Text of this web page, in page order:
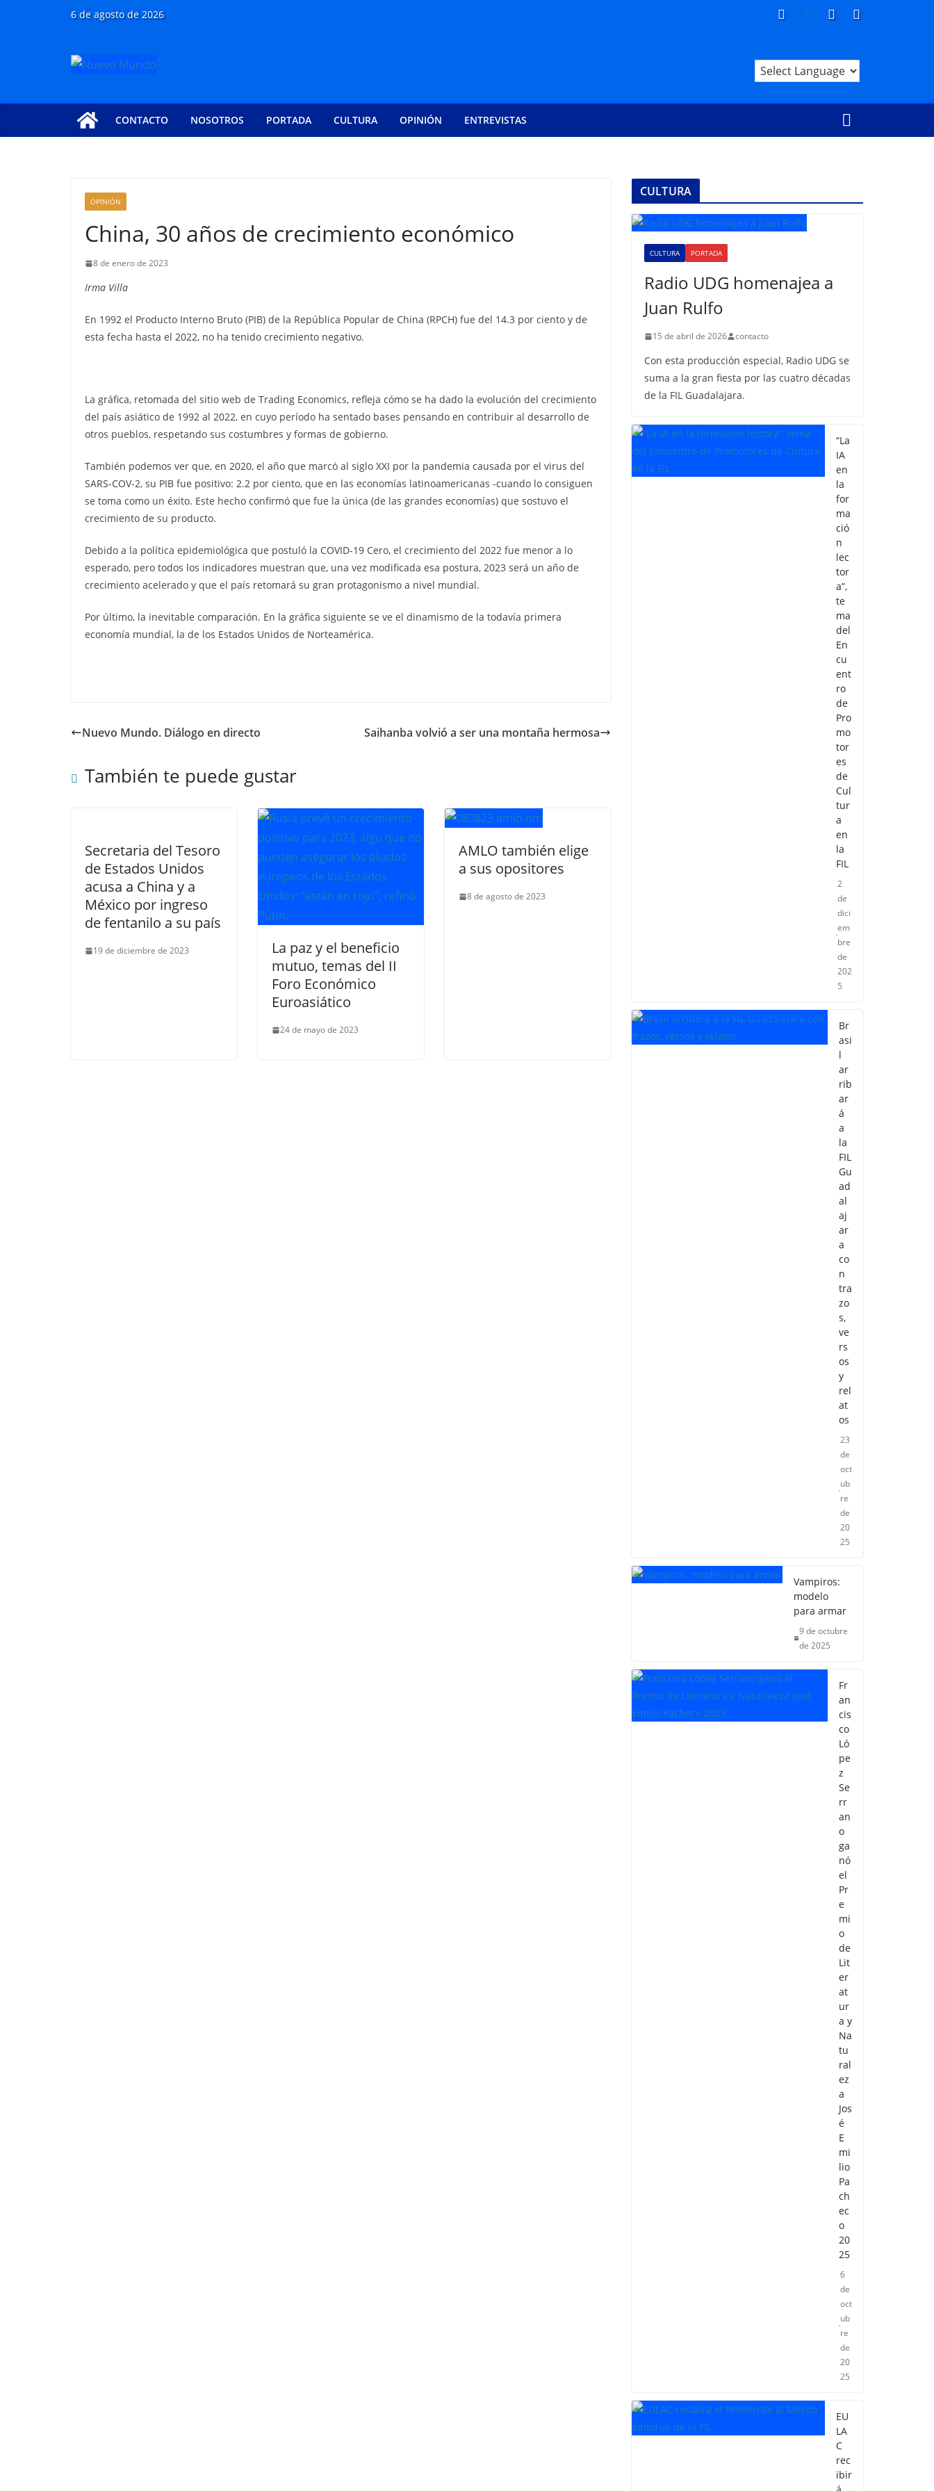
6 de agosto de 2026
CONTACTO NOSOTROS PORTADA CULTURA OPINIÓN ENTREVISTAS
OPINIÓN
China, 30 años de crecimiento económico
8 de enero de 2023
Irma Villa
En 1992 el Producto Interno Bruto (PIB) de la República Popular de China (RPCH) fue del 14.3 por ciento y de
esta fecha hasta el 2022, no ha tenido crecimiento negativo.
La gráfica, retomada del sitio web de Trading Economics, refleja cómo se ha dado la evolución del crecimiento
del país asiático de 1992 al 2022, en cuyo período ha sentado bases pensando en contribuir al desarrollo de
otros pueblos, respetando sus costumbres y formas de gobierno.
También podemos ver que, en 2020, el año que marcó al siglo XXI por la pandemia causada por el virus del
SARS-COV-2, su PIB fue positivo: 2.2 por ciento, que en las economías latinoamericanas -cuando lo consiguen
se toma como un éxito. Este hecho confirmó que fue la única (de las grandes economías) que sostuvo el
crecimiento de su producto.
Debido a la política epidemiológica que postuló la COVID-19 Cero, el crecimiento del 2022 fue menor a lo
esperado, pero todos los indicadores muestran que, una vez modificada esa postura, 2023 será un año de
crecimiento acelerado y que el país retomará su gran protagonismo a nivel mundial.
Por último, la inevitable comparación. En la gráfica siguiente se ve el dinamismo de la todavía primera
economía mundial, la de los Estados Unidos de Norteamérica.
Nuevo Mundo. Diálogo en directo Saihanba volvió a ser una montaña hermosa
También te puede gustar
Secretaria del Tesoro
de Estados Unidos
acusa a China y a
México por ingreso
de fentanilo a su país
19 de diciembre de 2023
La paz y el beneficio
mutuo, temas del II
Foro Económico
Euroasiático
24 de mayo de 2023
AMLO también elige
a sus opositores
8 de agosto de 2023
CULTURA
CULTURA PORTADA
Radio UDG homenajea a
Juan Rulfo
15 de abril de 2026 contacto
Con esta producción especial, Radio UDG se
suma a la gran fiesta por las cuatro décadas
de la FIL Guadalajara.
“La
IA
en
la
for
ma
ció
n
lec
tor
a”,
te
ma
del
En
cu
ent
ro
de
Pro
mo
tor
es
de
Cul
tur
a
en
la
FIL
2
de
dici
em
bre
de
202
5
Br
asi
l
ar
rib
ar
á
a
la
FIL
Gu
ad
al
aj
ar
a
co
n
tra
zo
s,
ve
rs
os
y
rel
at
os
23
de
oct
ub
re
de
20
25
Vampiros:
modelo
para armar
9 de octubre
de 2025
Fr
an
cis
co
Ló
pe
z
Se
rr
an
o
ga
nó
el
Pr
e
mi
o
de
Lit
er
at
ur
a y
Na
tu
ral
ez
a
Jos
é
E
mi
lio
Pa
ch
ec
o
20
25
6
de
oct
ub
re
de
20
25
EU
LA
C
rec
ibir